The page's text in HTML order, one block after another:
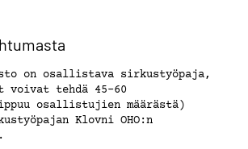
on osallistava sirkustyöpaja,
voivat tehdä 45-60
osallistujien määrästä)
Klovni OHO:n